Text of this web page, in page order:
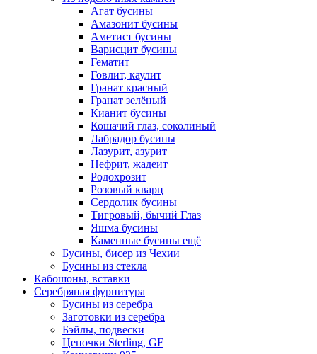
Агат бусины
Амазонит бусины
Аметист бусины
Варисцит бусины
Гематит
Говлит, каулит
Гранат красный
Гранат зелёный
Кианит бусины
Кошачий глаз, соколиный
Лабрадор бусины
Лазурит, азурит
Нефрит, жадеит
Родохрозит
Розовый кварц
Сердолик бусины
Тигровый, бычий Глаз
Яшма бусины
Каменные бусины ещё
Бусины, бисер из Чехии
Бусины из стекла
Кабошоны, вставки
Серебряная фурнитура
Бусины из серебра
Заготовки из серебра
Бэйлы, подвески
Цепочки Sterling, GF